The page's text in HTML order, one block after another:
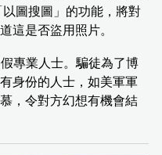
圖搜圖」的功能，將對
這是否盜用照片。
專業人士。騙徒為了博
身份的人士，如美軍軍
，令對方幻想有機會結